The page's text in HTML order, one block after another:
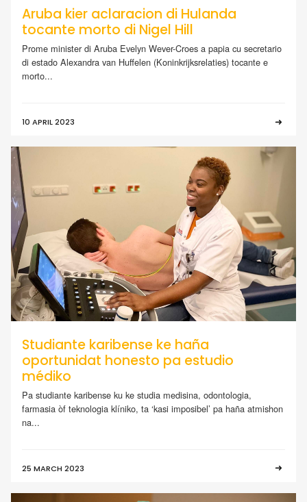
Aruba kier aclaracion di Hulanda
tocante morto di Nigel Hill
Prome minister di Aruba Evelyn Wever-Croes a papia cu secretario
di estado Alexandra van Huffelen (Koninkrijksrelaties) tocante e
morto...
10 APRIL 2023
Studiante karibense ke haña
oportunidat honesto pa estudio
médiko
Pa studiante karibense ku ke studia medisina, odontologia,
farmasia òf teknologia klíniko, ta ‘kasi imposibel’ pa haña atmishon
na...
25 MARCH 2023